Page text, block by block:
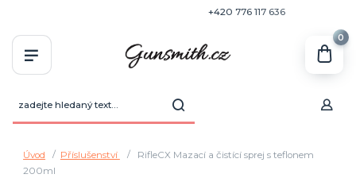
+420 776 117 636
0
Úvod Příslušenství
RifleCX Mazací a čistící sprej s teflonem
200ml